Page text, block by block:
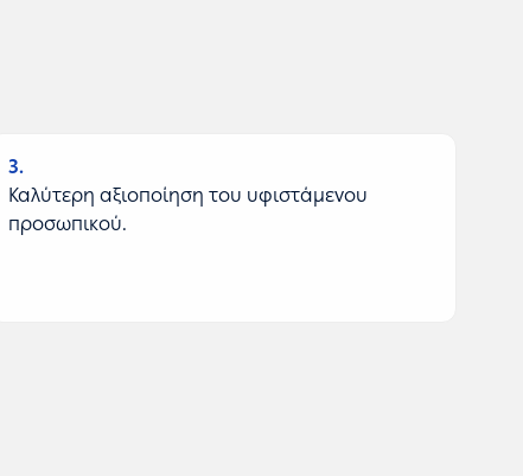
3
Καλύτερη αξιοποίηση του υφιστάμενου
προσωπικού.